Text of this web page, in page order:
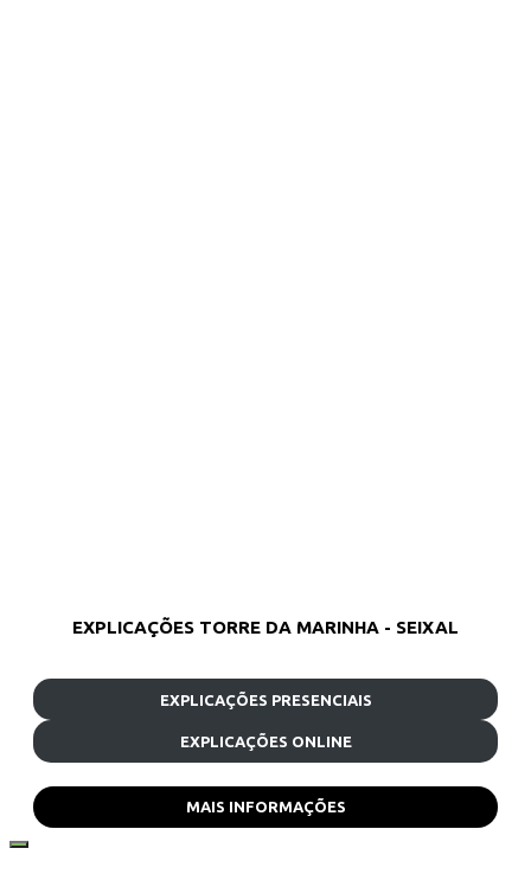
EXPLICAÇÕES TORRE DA MARINHA - SEIXAL
EXPLICAÇÕES PRESENCIAIS
EXPLICAÇÕES ONLINE
MAIS INFORMAÇÕES